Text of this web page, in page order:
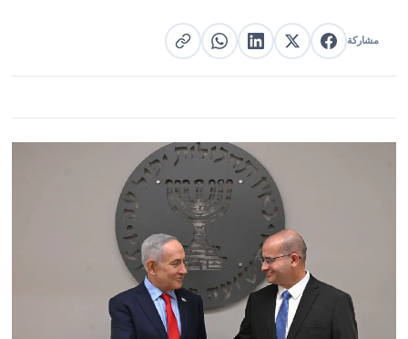
مشاركة مشاركة على فيسبوك
مشاركة على Xمشاركة على لينكد إن
مشاركة على واتساب
نسخ الرابط